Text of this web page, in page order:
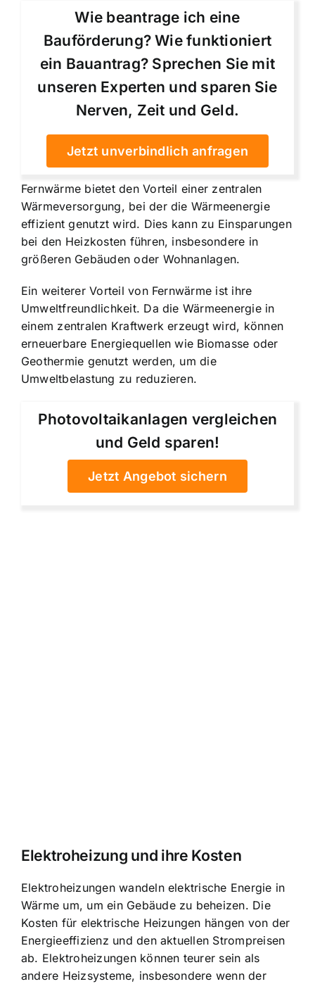
Wie beantrage ich eine
Bauförderung? Wie funktioniert
ein Bauantrag? Sprechen Sie mit
unseren Experten und sparen Sie
Nerven, Zeit und Geld.
Jetzt unverbindlich anfragen
Fernwärme bietet den Vorteil einer zentralen
Wärmeversorgung, bei der die Wärmeenergie
effizient genutzt wird. Dies kann zu Einsparungen
bei den Heizkosten führen, insbesondere in
größeren Gebäuden oder Wohnanlagen.
Ein weiterer Vorteil von Fernwärme ist ihre
Umweltfreundlichkeit. Da die Wärmeenergie in
einem zentralen Kraftwerk erzeugt wird, können
erneuerbare Energiequellen wie Biomasse oder
Geothermie genutzt werden, um die
Umweltbelastung zu reduzieren.
Photovoltaikanlagen vergleichen
und Geld sparen!
Jetzt Angebot sichern
Elektroheizung und ihre Kosten
Elektroheizungen wandeln elektrische Energie in
Wärme um, um ein Gebäude zu beheizen. Die
Kosten für elektrische Heizungen hängen von der
Energieeffizienz und den aktuellen Strompreisen
ab. Elektroheizungen können teurer sein als
andere Heizsysteme, insbesondere wenn der